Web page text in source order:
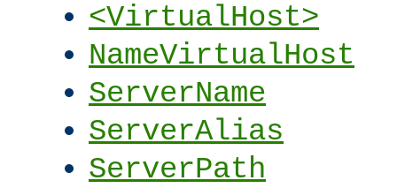
<VirtualHost>
NameVirtualHost
ServerName
ServerAlias
ServerPath